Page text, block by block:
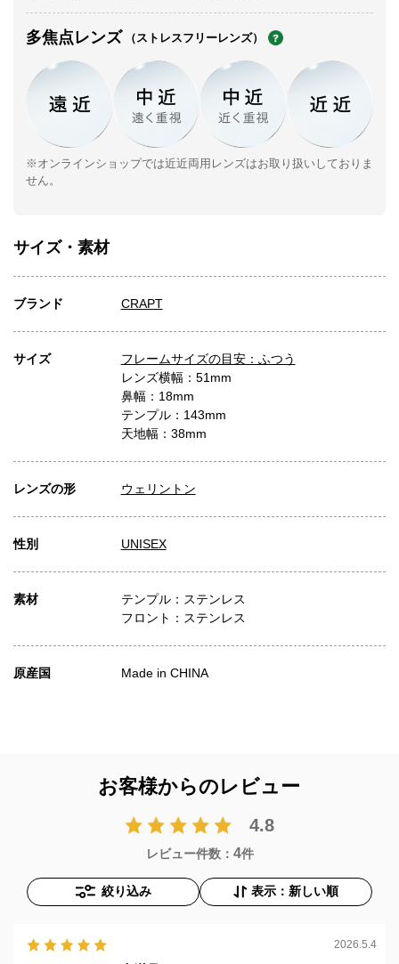
多焦点レンズ （ストレスフリーレンズ）
※オンラインショップでは近近両用レンズはお取り扱いしておりま
せん。
サイズ・素材
ブランド CRAPT
サイズ
フレームサイズの目安：ふつう
レンズ横幅：51mm
鼻幅：18mm
テンプル：143mm
天地幅：38mm
レンズの形 ウェリントン
性別 UNISEX
素材
テンプル：ステンレス
フロント：ステンレス
原産国 Made in CHINA
お客様からのレビュー
4.8
レビュー件数： 4件
絞り込み 表示：新しい順
2026.5.4